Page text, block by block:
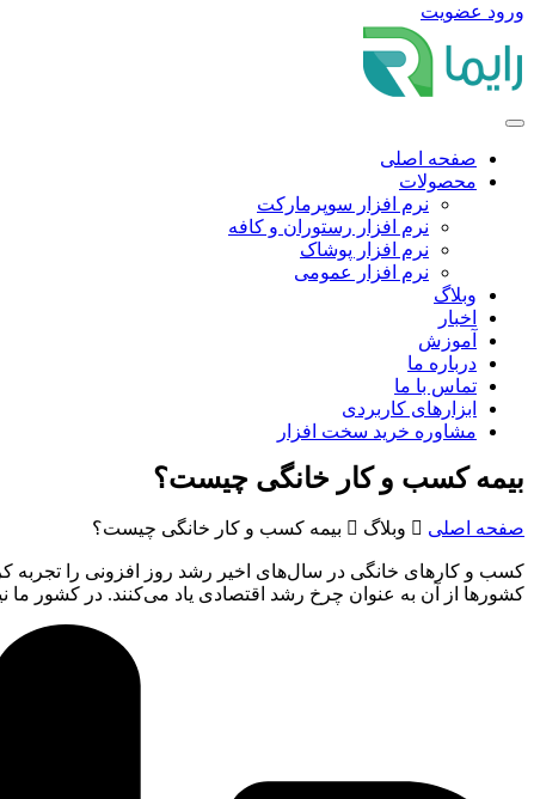
ورود عضویت
صفحه اصلی
محصولات
نرم افزار سوپرمارکت
نرم افزار رستوران و کافه
نرم افزار پوشاک
نرم افزار عمومی
وبلاگ
اخبار
آموزش
درباره ما
تماس با ما
ابزارهای کاربردی
مشاوره خرید سخت افزار
بیمه کسب و کار خانگی چیست؟
صفحه اصلی  وبلاگ  بیمه کسب و کار خانگی چیست؟
کسب و کارهای خانگی در سال‌های اخیر رشد روز افزونی را تجربه
کشورها از آن به عنوان چرخ رشد اقتصادی یاد می‌کنند. در کشور